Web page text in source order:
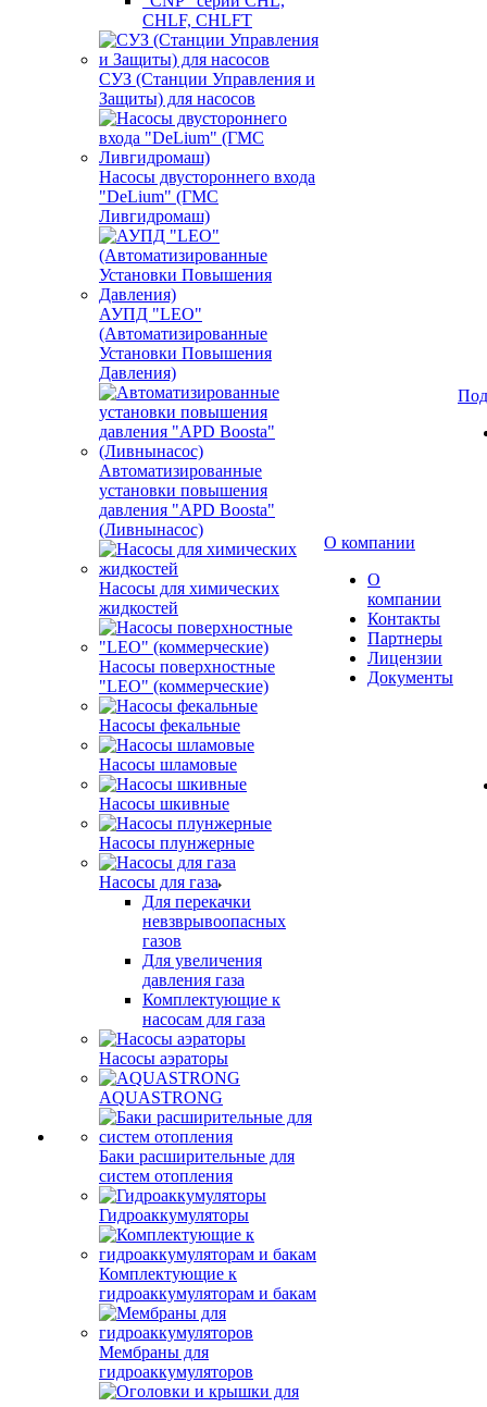
CHLF, CHLFT
СУЗ (Станции Управления и
Защиты) для насосов
Насосы двустороннего входа
"DeLium" (ГМС
Ливгидромаш)
АУПД "LEO"
(Автоматизированные
Установки Повышения
Давления)
Автоматизированные
установки повышения
давления "APD Boosta"
(Ливнынасос)
Насосы для химических
жидкостей
Насосы поверхностные
"LEO" (коммерческие)
Насосы фекальные
Насосы шламовые
Насосы шкивные
Насосы плунжерные
Насосы для газа
Для перекачки
невзврывоопасных
газов
Для увеличения
давления газа
Комплектующие к
насосам для газа
Насосы аэраторы
AQUASTRONG
Баки расширительные для
систем отопления
Гидроаккумуляторы
Комплектующие к
гидроаккумуляторам и бакам
Мембраны для
гидроаккумуляторов
О компании
О
компании
Контакты
Партнеры
Лицензии
Документы